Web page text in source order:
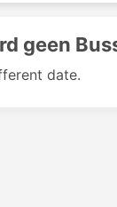
geen
date.